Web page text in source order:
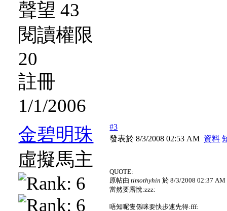
聲望 43
閱讀權限
20
註冊
1/1/2006
金碧明珠
虛擬馬主
#3
發表於 8/3/2008 02:53 AM 資料
QUOTE:
原帖由timothyhin 於 8/3/2008 02:37 AM
當然要露悅:zzz:
唔知呢隻係咪要快步速先得:fff: